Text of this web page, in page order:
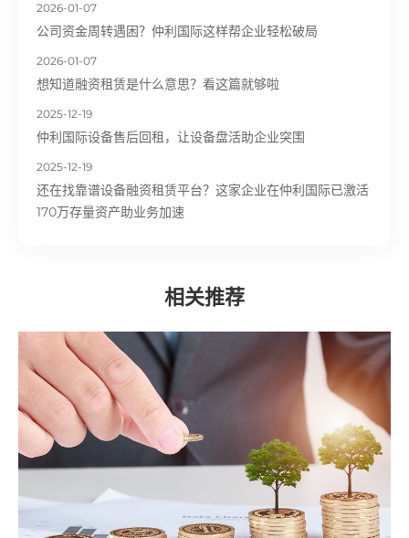
2026-01-07
公司资金周转遇困？仲利国际这样帮企业轻松破局
2026-01-07
想知道融资租赁是什么意思？看这篇就够啦
2025-12-19
仲利国际设备售后回租，让设备盘活助企业突围
2025-12-19
还在找靠谱设备融资租赁平台？这家企业在仲利国际已激活
170万存量资产助业务加速
相关推荐